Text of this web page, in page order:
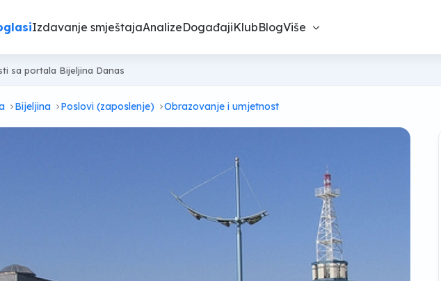
Izdavanje smještajaAnalizeDogađajiKlubBlogViše
sa portala Bijeljina Danas
Bijeljina Poslovi (zaposlenje) Obrazovanje i umjetnost